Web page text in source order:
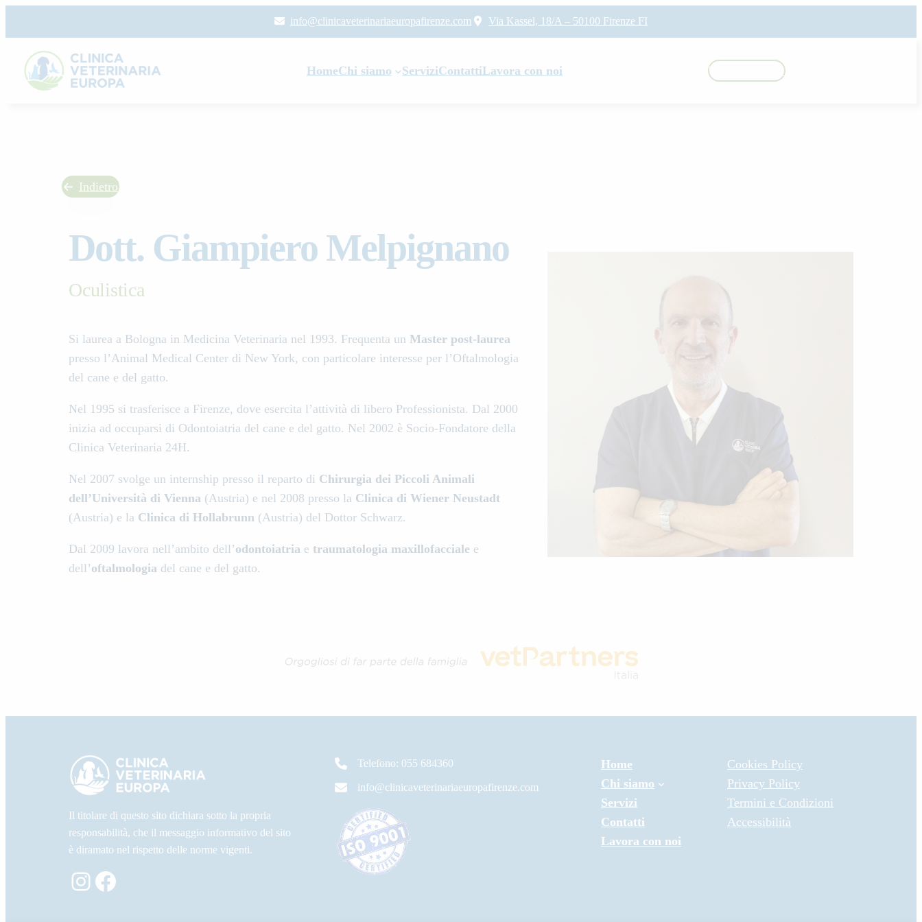
content
info@clinicaveterinariaeuropafirenze.com Via Kassel, 18/A – 50100 Firenze FI
HomeChi siamo ServiziContattiLavora con noi 055 684360
Indietro
Dott. Giampiero Melpignano
Oculistica
Si laurea a Bologna in Medicina Veterinaria nel 1993. Frequenta un Master post-laurea
presso l’Animal Medical Center di New York, con particolare interesse per l’Oftalmologia
del cane e del gatto.
Nel 1995 si trasferisce a Firenze, dove esercita l’attività di libero Professionista. Dal 2000
inizia ad occuparsi di Odontoiatria del cane e del gatto. Nel 2002 è Socio-Fondatore della
Clinica Veterinaria 24H.
Nel 2007 svolge un internship presso il reparto di Chirurgia dei Piccoli Animali
dell’Università di Vienna (Austria) e nel 2008 presso la Clinica di Wiener Neustadt
(Austria) e la Clinica di Hollabrunn (Austria) del Dottor Schwarz.
Dal 2009 lavora nell’ambito dell’odontoiatria e traumatologia maxillofacciale e
dell’oftalmologia del cane e del gatto.
Il titolare di questo sito dichiara sotto la propria
responsabilità, che il messaggio informativo del sito
è diramato nel rispetto delle norme vigenti.
Instagram
Facebook
Telefono: 055 684360
info@clinicaveterinariaeuropafirenze.com
Home
Chi siamo
Servizi
Contatti
Lavora con noi
Cookies Policy
Privacy Policy
Termini e Condizioni
Accessibilità